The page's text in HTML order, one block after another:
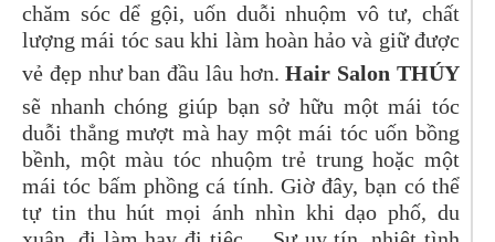
chăm sóc dể gội, uốn duỗi nhuộm vô tư, chất
lượng mái tóc sau khi làm hoàn hảo và giữ được
vẻ đẹp như ban đầu lâu hơn.Hair Salon THÚY
sẽ nhanh chóng giúp bạn sở hữu một mái tóc
duỗi thẳng mượt mà hay một mái tóc uốn bồng
bềnh, một màu tóc nhuộm trẻ trung hoặc một
mái tóc bấm phồng cá tính. Giờ đây, bạn có thể
tự tin thu hút mọi ánh nhìn khi dạo phố, du